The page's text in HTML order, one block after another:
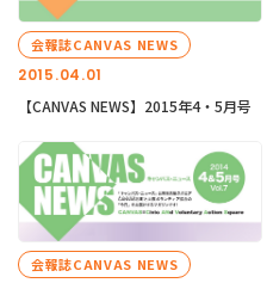
2015.04.01
会報誌CANVAS NEWS
【CANVAS NEWS】2015年4・5月号
会報誌CANVAS NEWS